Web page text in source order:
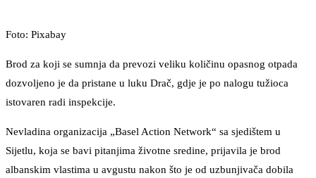
Foto: Pixabay
Brod za koji se sumnja da prevozi veliku količinu opasnog otpada
dozvoljeno je da pristane u luku Drač, gdje je po nalogu tužioca
istovaren radi inspekcije.
Nevladina organizacija „Basel Action Network“ sa sjedištem u
Sijetlu, koja se bavi pitanjima životne sredine, prijavila je brod
albanskim vlastima u avgustu nakon što je od uzbunjivača dobila